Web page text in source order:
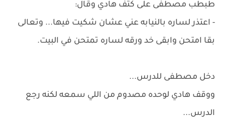
طبطب مصطفى على كتف هادي وقال:
- اعتذر لساره بالنيابه عني عشان شكيت فيها... وتعالى
بقا امتحن وابقى خد ورقه لساره تمتحن في البيت.
دخل مصطفى للدرس...
ووقف هادي لوحده مصدوم من اللي سمعه لكنه رجع
الدرس...